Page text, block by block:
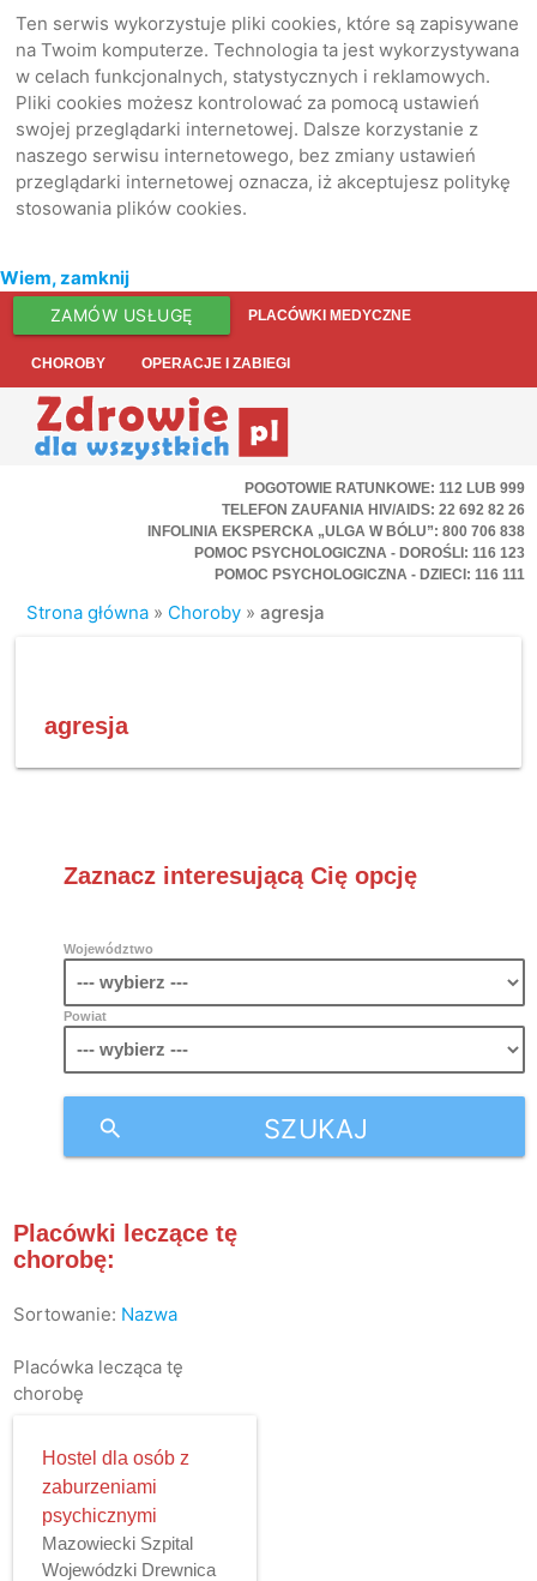
Ten serwis wykorzystuje pliki cookies, które są zapisywane
na Twoim komputerze. Technologia ta jest wykorzystywana
w celach funkcjonalnych, statystycznych i reklamowych.
Pliki cookies możesz kontrolować za pomocą ustawień
swojej przeglądarki internetowej. Dalsze korzystanie z
naszego serwisu internetowego, bez zmiany ustawień
przeglądarki internetowej oznacza, iż akceptujesz politykę
stosowania plików cookies.
Wiem, zamknij
ZAMÓW USŁUGĘ PLACÓWKI MEDYCZNE
CHOROBY OPERACJE I ZABIEGI
POGOTOWIE RATUNKOWE: 112 LUB 999
TELEFON ZAUFANIA HIV/AIDS: 22 692 82 26
INFOLINIA EKSPERCKA „ULGA W BÓLU”: 800 706 838
POMOC PSYCHOLOGICZNA - DOROŚLI: 116 123
POMOC PSYCHOLOGICZNA - DZIECI: 116 111
Strona główna » Choroby »agresja
agresja
Zaznacz interesującą Cię opcję
Województwo
Powiat
SZUKAJ
search
Placówki leczące tę
chorobę:
Sortowanie: Nazwa
Placówka lecząca tę
chorobę
Hostel dla osób z
zaburzeniami
psychicznymi
Mazowiecki Szpital
Wojewódzki Drewnica